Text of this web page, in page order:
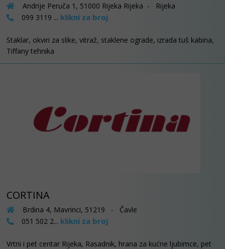
Andrije Peruča 1, 51000 Rijeka Rijeka - Rijeka
099 3119 ... klikni za broj
Staklar, okviri za slike, vitraž, staklene ograde, izrada tuš kabina,
Tiffany tehnika
CORTINA
Brdina 4, Mavrinci, 51219 - Čavle
051 502 2... klikni za broj
Vrtni i pet centar Rijeka, Rasadnik, hrana za kućne ljubimce, pet